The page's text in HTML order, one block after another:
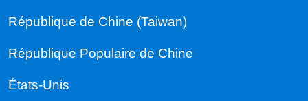
République de Chine (Taiwan)
République Populaire de Chine
États-Unis